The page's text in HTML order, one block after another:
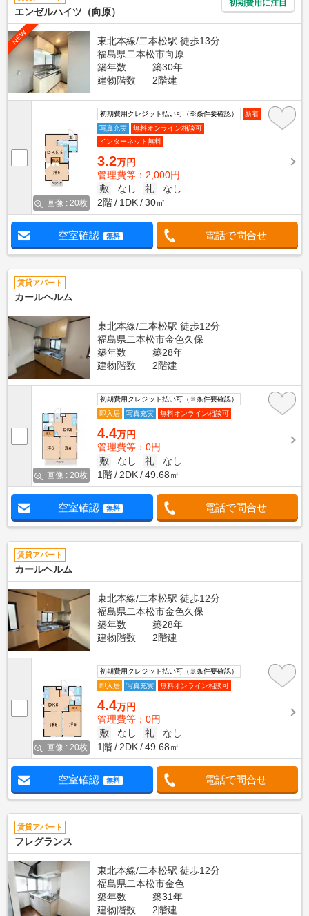
エンゼルハイツ（向原）
初期費用に注目
NEW
東北本線/二本松駅 徒歩13分
福島県二本松市向原
築年数
築30年
建物階数
2階建
画像 : 20枚
初期費用クレジット払い可（※条件要確認）
新着
写真充実
無料オンライン相談可
インターネット無料
3.2万円
管理費等：2,000円
敷
なし 礼
なし
2階
1DK 30㎡
空室確認 無料 電話で問合せ
賃貸アパート
カールヘルム
東北本線/二本松駅 徒歩12分
福島県二本松市金色久保
築年数
築28年
建物階数
2階建
画像 : 20枚
初期費用クレジット払い可（※条件要確認）
即入居
写真充実 無料オンライン相談可
4.4万円
管理費等：0円
敷
なし 礼
なし
1階
2DK 49.68㎡
空室確認 無料 電話で問合せ
賃貸アパート
カールヘルム
東北本線/二本松駅 徒歩12分
福島県二本松市金色久保
築年数
築28年
建物階数
2階建
画像 : 20枚
初期費用クレジット払い可（※条件要確認）
即入居
写真充実 無料オンライン相談可
4.4万円
管理費等：0円
敷
なし 礼
なし
1階
2DK 49.68㎡
空室確認 無料 電話で問合せ
賃貸アパート
フレグランス
東北本線/二本松駅 徒歩12分
福島県二本松市金色
築年数
築31年
建物階数
2階建